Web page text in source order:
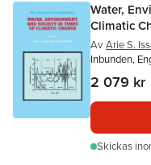
Water,
Climatic
Av Arie S.
Inbunden,
2 079 kr
Skickas